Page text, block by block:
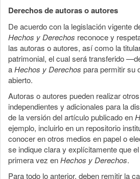
Derechos de autoras o autores
De acuerdo con la legislación vigente
Hechos y Derechos reconoce y
las autoras o autores, así como la
patrimonial, el cual será transferido
aHechos y Derechos para permitir su
abierto.
Autoras o autores pueden realizar
independientes y adicionales para la
de la versión del artículo publicado en
ejemplo, incluirlo en un repositorio
conocer en otros medios en papel o
se indique clara y explícitamente que
primera vez enHechos y Derechos.
Para todo lo anterior, deben remitir la